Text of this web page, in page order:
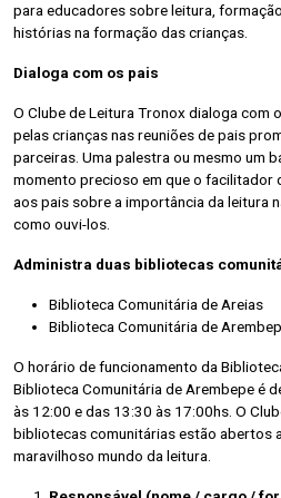
para educadores sobre leitura,
histórias na formação das crianças.
Dialoga com os pais
O Clube de Leitura Tronox dialoga com
pelas crianças nas reuniões de pais
parceiras. Uma palestra ou mesmo um
momento precioso em que o facilitador
aos pais sobre a importância da leitura
como ouvi-los.
Administra duas bibliotecas
Biblioteca Comunitária de Areias
Biblioteca Comunitária de
O horário de funcionamento da
Biblioteca Comunitária de Arembepe é
às 12:00 e das 13:30 às 17:00hs. O
bibliotecas comunitárias estão abertos
maravilhoso mundo da leitura.